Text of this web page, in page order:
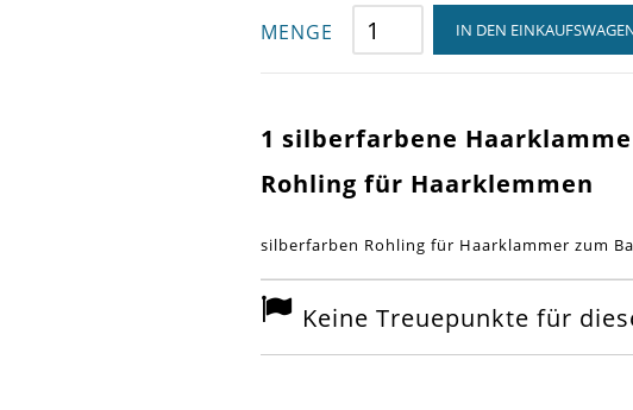
MENGE IN DEN
1 silberfarbene
Rohling für Haarklemmen
silberfarben Rohling für Haarklammer zum
Keine Treuepunkte für